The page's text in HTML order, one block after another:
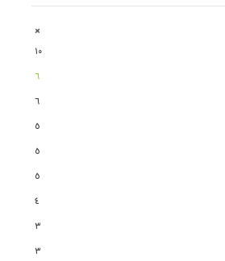
+
١٠
٦
٦
٥
٥
٥
٤
٣
٣